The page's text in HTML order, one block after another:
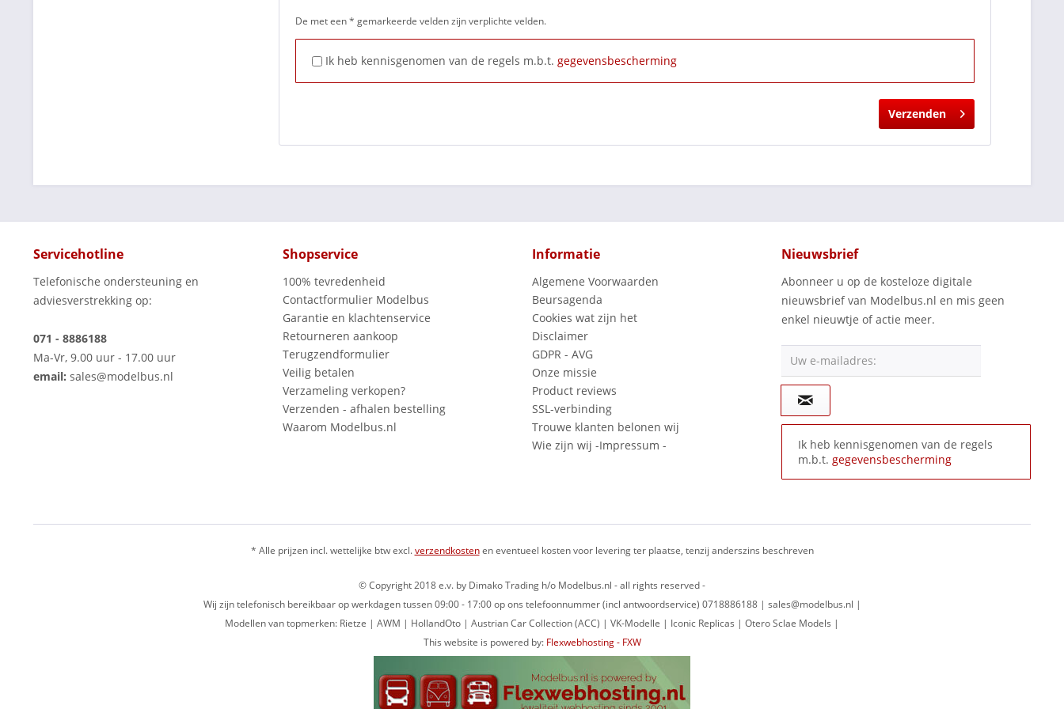
De met een * gemarkeerde velden zijn verplichte velden.
Ik heb kennisgenomen van de regels m.b.t. gegevensbescherming
Verzenden
Servicehotline
Telefonische ondersteuning en
adviesverstrekking op:
071 - 8886188
Ma-Vr, 9.00 uur - 17.00 uur
email: sales@modelbus.nl
Shopservice
100% tevredenheid
Contactformulier Modelbus
Garantie en klachtenservice
Retourneren aankoop
Terugzendformulier
Veilig betalen
Verzameling verkopen?
Verzenden - afhalen bestelling
Waarom Modelbus.nl
Informatie
Algemene Voorwaarden
Beursagenda
Cookies wat zijn het
Disclaimer
GDPR - AVG
Onze missie
Product reviews
SSL-verbinding
Trouwe klanten belonen wij
Wie zijn wij -Impressum -
Nieuwsbrief
Abonneer u op de kosteloze digitale
nieuwsbrief van Modelbus.nl en mis geen
enkel nieuwtje of actie meer.
Uw e-mailadres:
Ik heb kennisgenomen van de regels
m.b.t. gegevensbescherming
* Alle prijzen incl. wettelijke btw excl.verzendkostenen eventueel kosten voor levering ter plaatse, tenzij anderszins beschreven
© Copyright 2018 e.v. by Dimako Trading h/o Modelbus.nl - all rights reserved -
Wij zijn telefonisch bereikbaar op werkdagen tussen 09:00 - 17:00 op ons telefoonnummer (incl antwoordservice) 0718886188 | sales@modelbus.nl |
Modellen van topmerken: Rietze | AWM | HollandOto | Austrian Car Collection (ACC) | VK-Modelle | Iconic Replicas | Otero Sclae Models |
This website is powered by: Flexwebhosting - FXW